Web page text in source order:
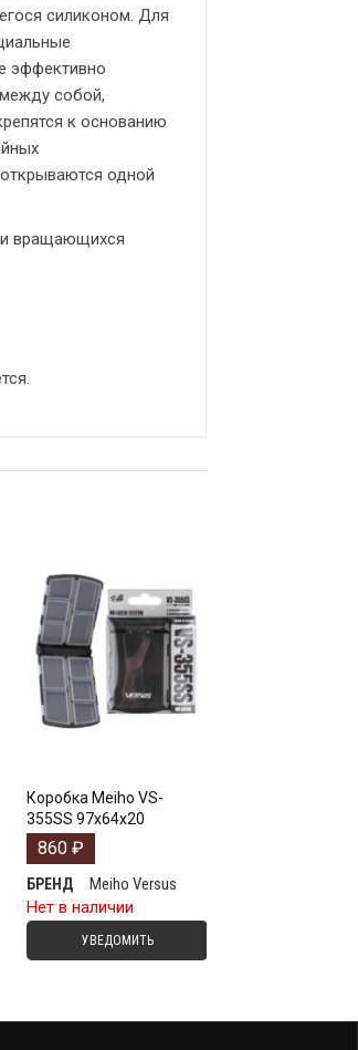
силиконом. Для
эффективно
собой,
к основанию
одной
и вращающихся
Коробка Meiho VS-
355SS 97х64х20
860₽
БРЕНД
Meiho Versus
Нет в наличии
УВЕДОМИТЬ